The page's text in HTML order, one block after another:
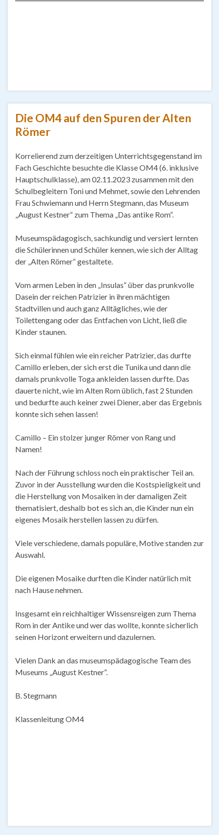
Die OM4 auf den Spuren der Alten
Römer
Korrelierend zum derzeitigen Unterrichtsgegenstand im
Fach Geschichte besuchte die Klasse OM4 (6. inklusive
Hauptschulklasse), am 02.11.2023 zusammen mit den
Schulbegleitern Toni und Mehmet, sowie den Lehrenden
Frau Schwiemann und Herrn Stegmann, das Museum
„August Kestner“ zum Thema „Das antike Rom“.
Museumspädagogisch, sachkundig und versiert lernten
die Schülerinnen und Schüler kennen, wie sich der Alltag
der „Alten Römer“ gestaltete.
Vom armen Leben in den „Insulas“ über das prunkvolle
Dasein der reichen Patrizier in ihren mächtigen
Stadtvillen und auch ganz Alltägliches, wie der
Toilettengang oder das Entfachen von Licht, ließ die
Kinder staunen.
Sich einmal fühlen wie ein reicher Patrizier, das durfte
Camillo erleben, der sich erst die Tunika und dann die
damals prunkvolle Toga ankleiden lassen durfte. Das
dauerte nicht, wie im Alten Rom üblich, fast 2 Stunden
und bedurfte auch keiner zwei Diener, aber das Ergebnis
konnte sich sehen lassen!
Camillo – Ein stolzer junger Römer von Rang und
Namen!
Nach der Führung schloss noch ein praktischer Teil an.
Zuvor in der Ausstellung wurden die Kostspieligkeit und
die Herstellung von Mosaiken in der damaligen Zeit
thematisiert, deshalb bot es sich an, die Kinder nun ein
eigenes Mosaik herstellen lassen zu dürfen.
Viele verschiedene, damals populäre, Motive standen zur
Auswahl.
Die eigenen Mosaike durften die Kinder natürlich mit
nach Hause nehmen.
Insgesamt ein reichhaltiger Wissensreigen zum Thema
Rom in der Antike und wer das wollte, konnte sicherlich
seinen Horizont erweitern und dazulernen.
Vielen Dank an das museumspädagogische Team des
Museums „August Kestner“.
B. Stegmann
Klassenleitung OM4